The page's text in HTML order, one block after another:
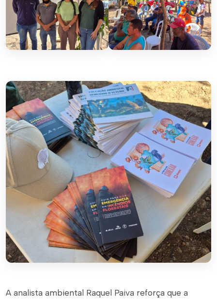
A analista ambiental Raquel Paiva reforça que a